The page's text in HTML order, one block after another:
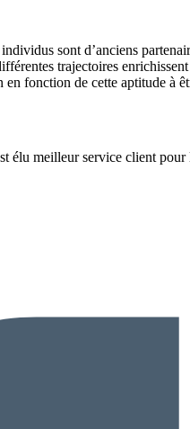
sont d’anciens
trajectoires
fonction de cette aptitude à
élu meilleur service client pour